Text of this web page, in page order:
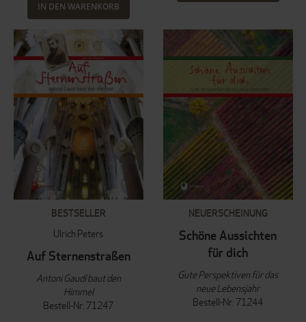
IN DEN WARENKORB
BESTSELLER
Ulrich Peters
Auf Sternenstraßen
Antoni Gaudí baut den
Himmel
Bestell-Nr: 71247
NEUERSCHEINUNG
Schöne Aussichten
für dich
Gute Perspektiven für das
neue Lebensjahr
Bestell-Nr: 71244